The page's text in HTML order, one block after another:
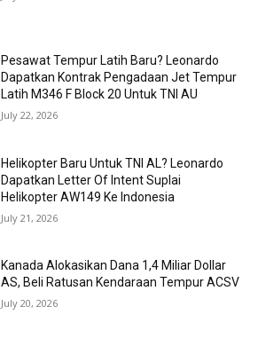
Pesawat Tempur Latih Baru? Leonardo
Dapatkan Kontrak Pengadaan Jet Tempur
Latih M346 F Block 20 Untuk TNI AU
July 22, 2026
Helikopter Baru Untuk TNI AL? Leonardo
Dapatkan Letter Of Intent Suplai
Helikopter AW149 Ke Indonesia
July 21, 2026
Kanada Alokasikan Dana 1,4 Miliar Dollar
AS, Beli Ratusan Kendaraan Tempur ACSV
July 20, 2026